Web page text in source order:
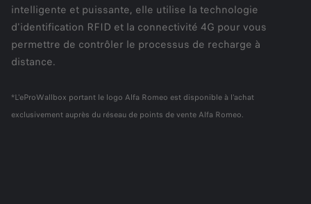
intelligente et puissante, elle utilise la technologie
d'identification RFID et la connectivité 4G pour vous
permettre de contrôler le processus de recharge à
distance.
*L'eProWallbox portant le logo Alfa Romeo est disponible à l'achat
exclusivement auprès du réseau de points de vente Alfa Romeo.